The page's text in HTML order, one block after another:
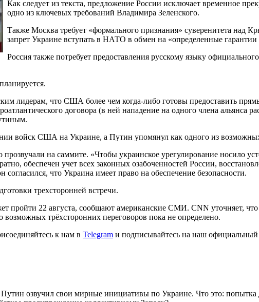
Как следует из текста, предложение России исключает временное
одно из ключевых требований Владимира Зеленского.
Также Москва требует «формального признания» суверенитета над
запрет Украине вступать в НАТО в обмен на «определенные гарантии
Россия также потребует предоставления русскому языку
лидерам, что США более чем когда-либо готовы предоставить
договора (в ней нападение на одного члена альянса
войск США на Украине, а Путин упомянул как одного из
на саммите. «Чтобы украинское урегулирование носило
обеспечен учет всех законных озабоченностей России,
что Украина имеет право на обеспечение безопасности.
трехсторонней встречи.
пройти 22 августа, сообщают американские СМИ. CNN уточняет,
трёхсторонних переговоров пока не определено.
к нам в Telegram и подписывайтесь на наш официальный
озвучил свои мирные инициативы по Украине. Что это: